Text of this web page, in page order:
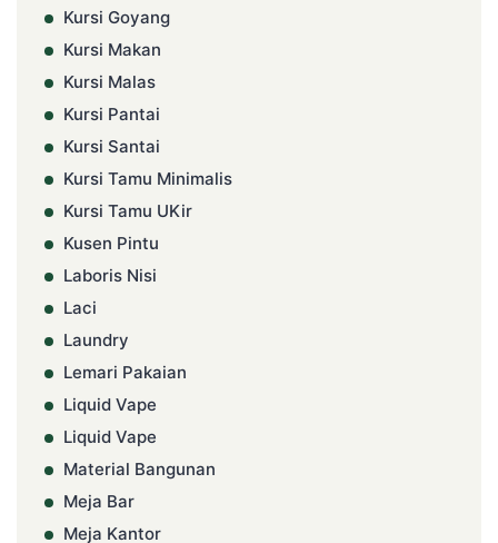
Kursi Goyang
Kursi Makan
Kursi Malas
Kursi Pantai
Kursi Santai
Kursi Tamu Minimalis
Kursi Tamu UKir
Kusen Pintu
Laboris Nisi
Laci
Laundry
Lemari Pakaian
Liquid Vape
Liquid Vape
Material Bangunan
Meja Bar
Meja Kantor